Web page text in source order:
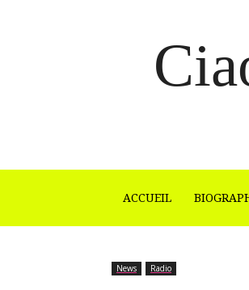
ACCUEIL
News Radio